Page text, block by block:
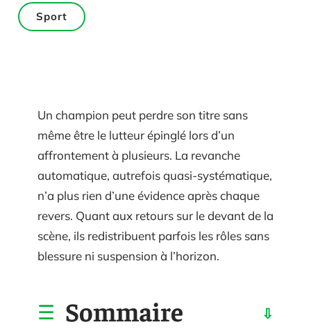
Sport
Un champion peut perdre son titre sans
même être le lutteur épinglé lors d’un
affrontement à plusieurs. La revanche
automatique, autrefois quasi-systématique,
n’a plus rien d’une évidence après chaque
revers. Quant aux retours sur le devant de la
scène, ils redistribuent parfois les rôles sans
blessure ni suspension à l’horizon.
Sommaire